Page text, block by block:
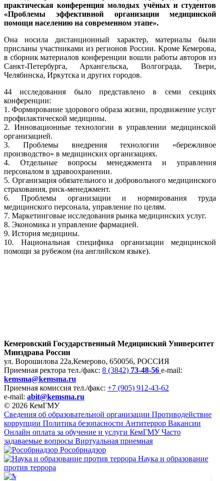
практическая конференция молодых учёных и студентов
«Проблемы эффективной организации медицинской
помощи населению на современном этапе».
Она носила дистанционный характер, материалы были
присланы участниками из регионов России. Кроме Кемерова,
в сборник материалов конференции вошли работы авторов из
Санкт-Петербурга, Архангельска, Волгограда, Твери,
Челябинска, Иркутска и других городов.
44 исследования было представлено в семи секциях
конференции:
1. Формирование здорового образа жизни, продвижение услуг
профилактической медицины.
2. Инновационные технологии в управлении медицинской
организацией.
3. Проблемы внедрения технологии «бережливое
производство» в медицинских организациях.
4. Отдельные вопросы менеджмента и управления
персоналом в здравоохранении.
5. Организация обязательного и добровольного медицинского
страхования, риск-менеджмент.
6. Проблемы организации и нормирования труда
медицинского персонала, управление по целям.
7. Маркетинговые исследования рынка медицинских услуг.
8. Экономика и управление фармацией.
9. История медицины.
10. Национальная специфика организации медицинской
помощи за рубежом (на английском языке).
Кемеровский Государственный Медицинский Университет
Минздрава России
ул. Ворошилова 22а,Кемерово, 650056, РОССИЯ
Приемная ректора тел./факс: 8 (3842) 73-48-56 e-mail:
kemsma@kemsma.ru
Приемная комиссия тел./факс: +7 (905) 912-43-62
e-mail: abit@kemsma.ru
© 2026 КемГМУ
Сведения об образовательной организации Противодействие
коррупции Политика безопасности Антитеррор Вакансии
Онлайн оплата за обучение и услуги КемГМУ Часто
задаваемые вопросы Виртуальная приемная
Рособрнадзор
Наука и образование
против террора